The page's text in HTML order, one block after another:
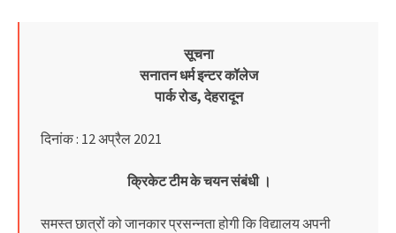
सूचना
सनातन धर्म इन्टर कॉलेज
पार्क रोड, देहरादून
दिनांक : 12 अप्रैल 2021
क्रिकेट टीम के चयन संबंधी ।
समस्त छात्रों को जानकार प्रसन्नता होगी कि विद्यालय अपनी